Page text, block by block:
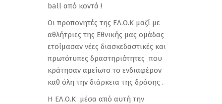
ball από κοντά !
Οι προπονητές της ΕΛ.Ο.Κ μαζί με
αθλήτριες της Εθνικής μας ομάδας
ετοίμασαν νέες διασκεδαστικές και
πρωτότυπες δραστηριότητες που
κράτησαν αμείωτο το ενδιαφέρον
καθ όλη την διάρκεια της δράσης .
Η ΕΛ.Ο.Κ μέσα από αυτή την